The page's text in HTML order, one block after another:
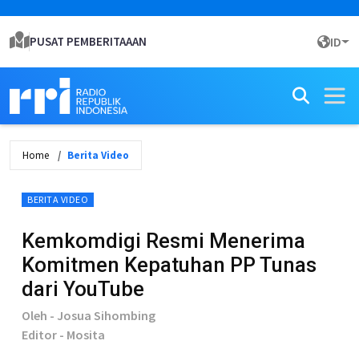
PUSAT PEMBERITAAAN ID
Home Berita Video
BERITA VIDEO
Kemkomdigi Resmi Menerima
Komitmen Kepatuhan PP Tunas
dari YouTube
Oleh - Josua Sihombing
Editor - Mosita